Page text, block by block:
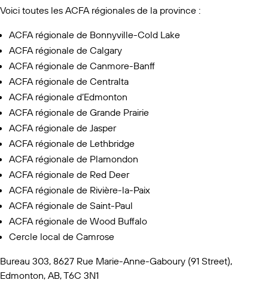
Voici toutes les ACFA régionales de la province :
ACFA régionale de Bonnyville-Cold Lake
ACFA régionale de Calgary
ACFA régionale de Canmore-Banff
ACFA régionale de Centralta
ACFA régionale d’Edmonton
ACFA régionale de Grande Prairie
ACFA régionale de Jasper
ACFA régionale de Lethbridge
ACFA régionale de Plamondon
ACFA régionale de Red Deer
ACFA régionale de Rivière-la-Paix
ACFA régionale de Saint-Paul
ACFA régionale de Wood Buffalo
Cercle local de Camrose
Bureau 303, 8627 Rue Marie-Anne-Gaboury (91 Street),
Edmonton, AB, T6C 3N1